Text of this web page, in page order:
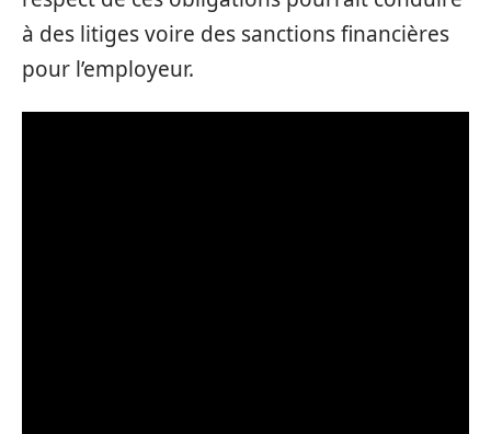
à des litiges voire des sanctions financières
pour l’employeur.